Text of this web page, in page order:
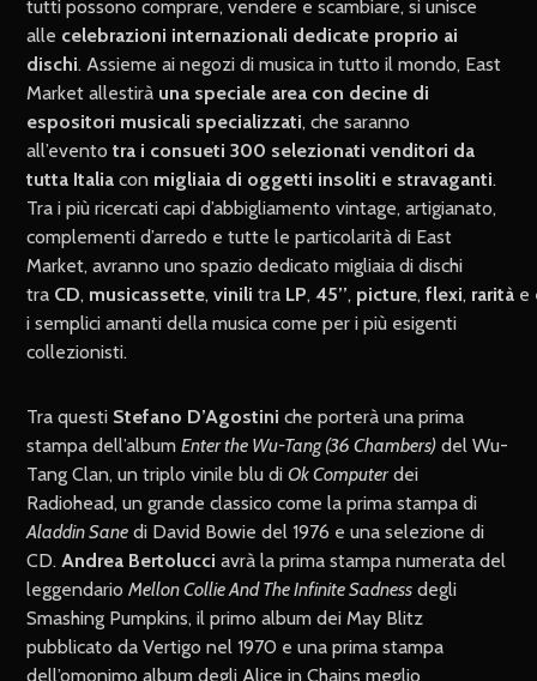
tutti possono comprare, vendere e scambiare, si unisce
alle celebrazioni internazionali dedicate proprio ai
dischi. Assieme ai negozi di musica in tutto il mondo, East
Market allestirà una speciale area con decine di
espositori musicali specializzati, che saranno
all’eventotra i consueti 300 selezionati venditori da
tutta Italia con migliaia di oggetti insoliti e stravaganti.
Tra i più ricercati capi d’abbigliamento vintage, artigianato,
complementi d’arredo e tutte le particolarità di East
Market, avranno uno spazio dedicato migliaia di dischi
tra CD, musicassette,vinili tra LP,45’’, picture,flexi, rarità e
i semplici amanti della musica come per i più esigenti
collezionisti.
Tra questi Stefano D’Agostini che porterà una prima
stampa dell’albumEnter the Wu-Tang (36 Chambers) del Wu-
Tang Clan, un triplo vinile blu diOk Computerdei
Radiohead, un grande classico come la prima stampa di
Aladdin Sane di David Bowie del 1976 e una selezione di
CD. Andrea Bertolucci avrà la prima stampa numerata del
leggendarioMellon Collie And The Infinite Sadness degli
Smashing Pumpkins, il primo album dei May Blitz
pubblicato da Vertigo nel 1970 e una prima stampa
dell’omonimo album degli Alice in Chains meglio